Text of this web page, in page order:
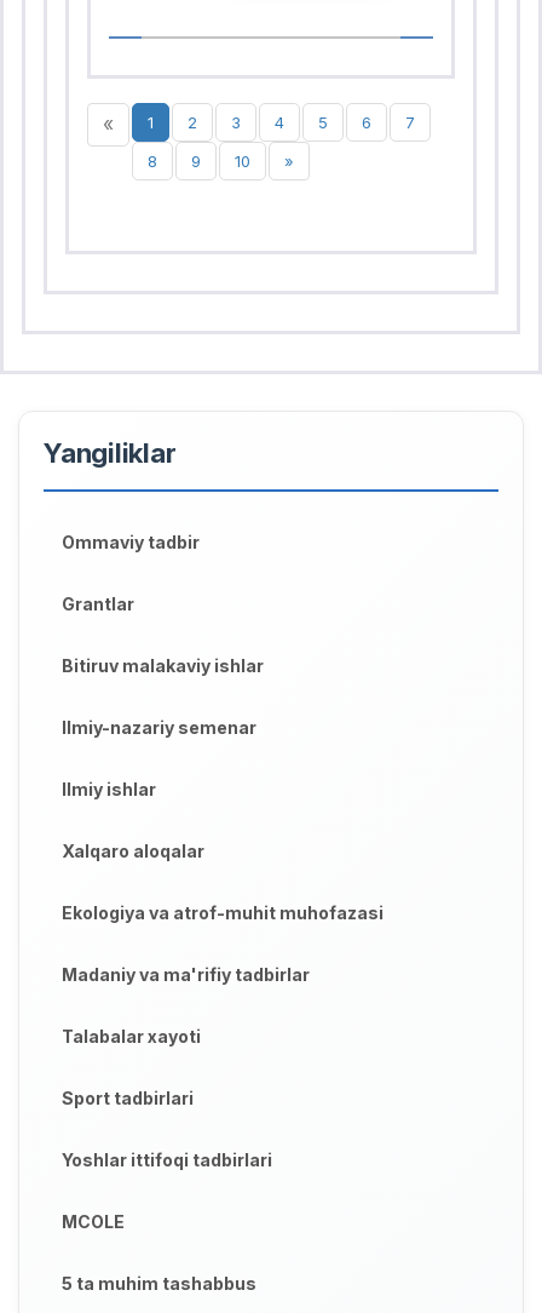
« 1 2 3 4 5 6
7
8
9 10 »
Yangiliklar
Ommaviy tadbir
Grantlar
Bitiruv malakaviy ishlar
Ilmiy-nazariy semenar
Ilmiy ishlar
Xalqaro aloqalar
Ekologiya va atrof-muhit muhofazasi
Madaniy va ma'rifiy tadbirlar
Talabalar xayoti
Sport tadbirlari
Yoshlar ittifoqi tadbirlari
MCOLE
5 ta muhim tashabbus